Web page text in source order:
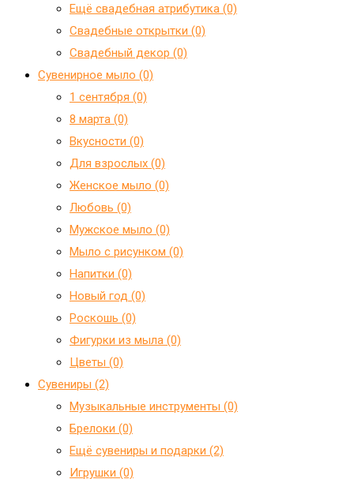
Ещё свадебная атрибутика (0)
Свадебные открытки (0)
Свадебный декор (0)
Сувенирное мыло (0)
1 сентября (0)
8 марта (0)
Вкусности (0)
Для взрослых (0)
Женское мыло (0)
Любовь (0)
Мужское мыло (0)
Мыло с рисунком (0)
Напитки (0)
Новый год (0)
Роскошь (0)
Фигурки из мыла (0)
Цветы (0)
Сувениры (2)
Mузыкальные инструменты (0)
Брелоки (0)
Ещё сувениры и подарки (2)
Игрушки (0)